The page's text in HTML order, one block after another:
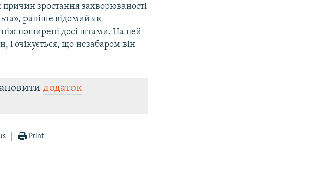
360p 480p
1080p
720p
1080p
зростання захворюваності
раніше відомий як
поширені досі штами. На цей
і очікується, що незабаром він
додаток
Print